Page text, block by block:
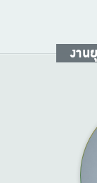
งาน